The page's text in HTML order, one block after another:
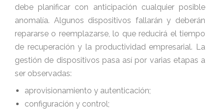
debe planificar con anticipación cualquier posible
anomalía. Algunos dispositivos fallarán y deberán
repararse o reemplazarse, lo que reducirá el tiempo
de recuperación y la productividad empresarial. La
gestión de dispositivos pasa así por varias etapas a
ser observadas:
aprovisionamiento y autenticación;
configuración y control;